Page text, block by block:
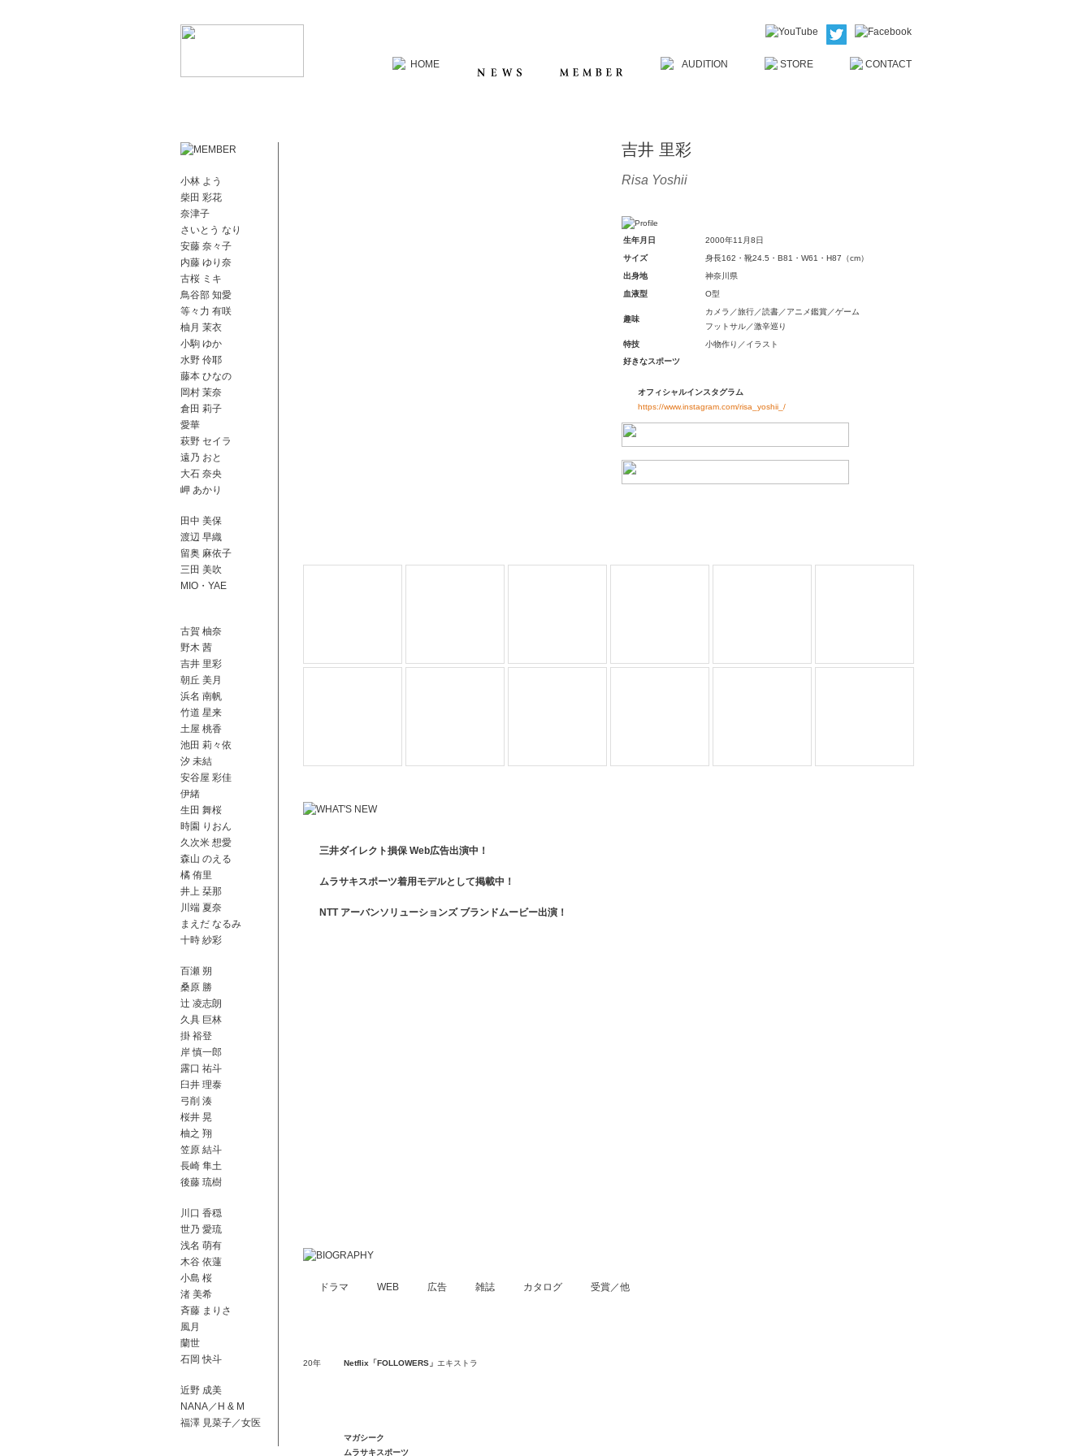
小林 よう
柴田 彩花
奈津子
さいとう なり
安藤 奈々子
内藤 ゆり奈
古桜 ミキ
鳥谷部 知愛
等々力 有咲
柚月 茉衣
小駒 ゆか
水野 伶耶
藤本 ひなの
岡村 茉奈
倉田 莉子
愛華
萩野 セイラ
遠乃 おと
大石 奈央
岬 あかり
田中 美保
渡辺 早織
留奥 麻依子
三田 美吹
MIO・YAE
古賀 柚奈
野木 茜
吉井 里彩
朝丘 美月
浜名 南帆
竹道 星来
土屋 桃香
池田 莉々依
汐 未結
安谷屋 彩佳
伊緒
生田 舞桜
時園 りおん
久次米 想愛
森山 のえる
橘 侑里
井上 栞那
川端 夏奈
まえだ なるみ
十時 紗彩
百瀬 朔
桑原 勝
辻 凌志朗
久具 巨林
掛 裕登
岸 慎一郎
露口 祐斗
臼井 理泰
弓削 湊
桜井 晃
柚之 翔
笠原 結斗
長崎 隼土
後藤 琉樹
川口 香穏
世乃 愛琉
浅名 萌有
木谷 依蓮
小島 桜
渚 美希
⻫藤 まりさ
風月
蘭世
石岡 快斗
近野 成美
NANA／H & M
福澤 見菜子／女医
吉井 里彩
Risa Yoshii
生年月日
2000年11⽉8⽇
サイズ
身長162・靴24.5・B81・W61・H87（cm）
出身地
神奈川県
血液型
O型
趣味
カメラ／旅行／読書／アニメ鑑賞／ゲーム
フットサル／激辛巡り
特技
小物作り／イラスト
好きなスポーツ
オフィシャルインスタグラム
https://www.instagram.com/risa_yoshii_/
三井ダイレクト損保 Web広告出演中！
ムラサキスポーツ着用モデルとして掲載中！
NTT アーバンソリューションズ ブランドムービー出演！
ドラマ WEB 広告 雑誌 カタログ 受賞／他
20年 Netflix「FOLLOWERS」 エキストラ
マガシーク
ムラサキスポーツ